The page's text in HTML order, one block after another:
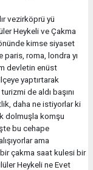
vezirköprü yü
Heykeli ve Çakma
kimse siyaset
paris, roma, londra yı
devletin enüst
yaptırtarak
de aldı başını
daha ne istiyorlar ki
dolmuşla komşu
bu cehape
ama
bir çakma saat kulesi bir
Heykeli ne Evet